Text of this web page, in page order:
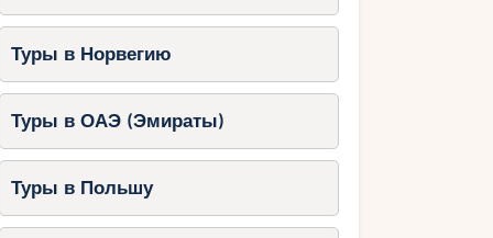
Туры в Норвегию
Туры в ОАЭ (Эмираты)
Туры в Польшу